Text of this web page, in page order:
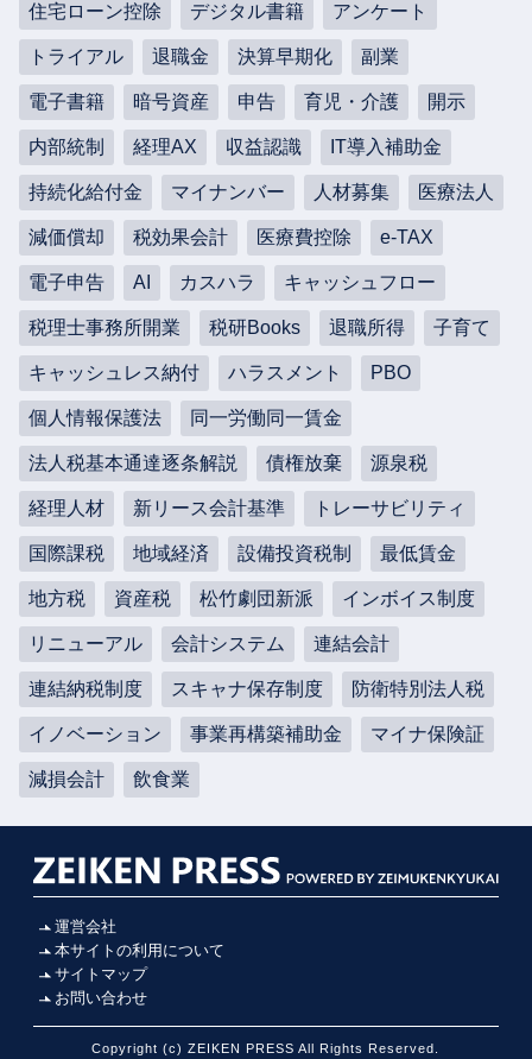
住宅ローン控除 デジタル書籍 アンケート
トライアル 退職金 決算早期化 副業
電子書籍 暗号資産 申告 育児・介護 開示
内部統制 経理AX 収益認識 IT導入補助金
持続化給付金 マイナンバー 人材募集 医療法人
減価償却 税効果会計 医療費控除 e-TAX
電子申告 AI カスハラ キャッシュフロー
税理士事務所開業 税研Books 退職所得 子育て
キャッシュレス納付 ハラスメント PBO
個人情報保護法 同一労働同一賃金
法人税基本通達逐条解説 債権放棄 源泉税
経理人材 新リース会計基準 トレーサビリティ
国際課税 地域経済 設備投資税制 最低賃金
地方税 資産税 松竹劇団新派 インボイス制度
リニューアル 会計システム 連結会計
連結納税制度 スキャナ保存制度 防衛特別法人税
イノベーション 事業再構築補助金 マイナ保険証
減損会計 飲食業
運営会社
本サイトの利用について
サイトマップ
お問い合わせ
Copyright (c) ZEIKEN PRESS All Rights Reserved.